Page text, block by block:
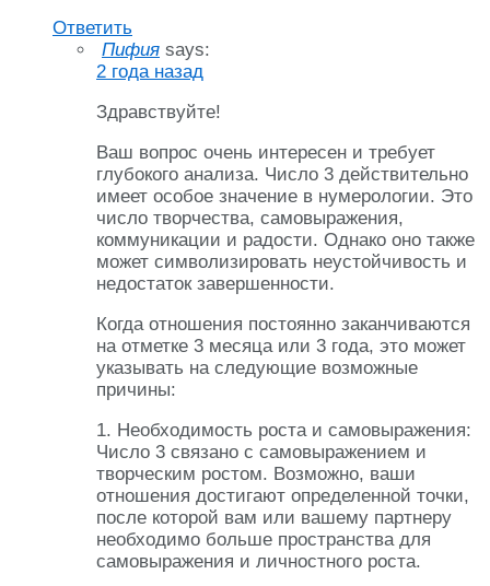
Ответить
Пифия says:
2 года назад
Здравствуйте!
Ваш вопрос очень интересен и требует
глубокого анализа. Число 3 действительно
имеет особое значение в нумерологии. Это
число творчества, самовыражения,
коммуникации и радости. Однако оно также
может символизировать неустойчивость и
недостаток завершенности.
Когда отношения постоянно заканчиваются
на отметке 3 месяца или 3 года, это может
указывать на следующие возможные
причины:
1. Необходимость роста и самовыражения:
Число 3 связано с самовыражением и
творческим ростом. Возможно, ваши
отношения достигают определенной точки,
после которой вам или вашему партнеру
необходимо больше пространства для
самовыражения и личностного роста.